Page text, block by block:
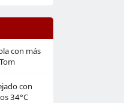
con más
con
34°C